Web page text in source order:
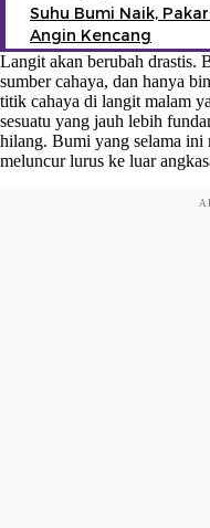
Suhu Bumi Naik,
Angin Kencang
Langit akan berubah drastis.
sumber cahaya, dan hanya
titik cahaya di langit malam
sesuatu yang jauh lebih
hilang. Bumi yang selama ini
meluncur lurus ke luar